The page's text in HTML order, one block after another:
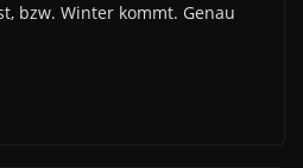
bzw. Winter kommt. Genau